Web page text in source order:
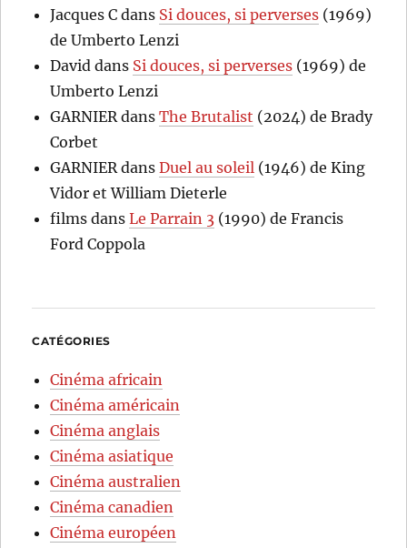
Jacques C dans Si douces, si perverses (1969)
de Umberto Lenzi
David dans Si douces, si perverses (1969) de
Umberto Lenzi
GARNIERdansThe Brutalist (2024) de Brady
Corbet
GARNIERdansDuel au soleil (1946) de King
Vidor et William Dieterle
films dansLe Parrain 3 (1990) de Francis
Ford Coppola
CATÉGORIES
Cinéma africain
Cinéma américain
Cinéma anglais
Cinéma asiatique
Cinéma australien
Cinéma canadien
Cinéma européen